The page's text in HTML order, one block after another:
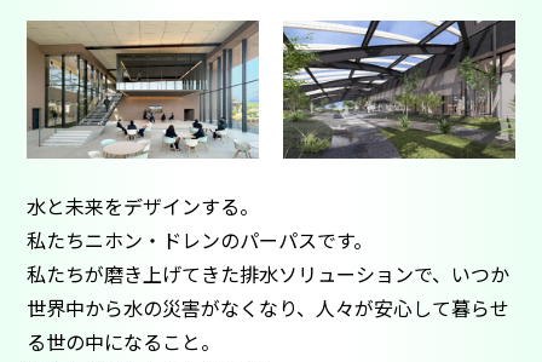
水と未来をデザインする。
私たちニホン・ドレンのパーパスです。
私たちが磨き上げてきた排水ソリューションで、いつか
世界中から水の災害がなくなり、 人々が安心して暮らせ
る世の中になること。